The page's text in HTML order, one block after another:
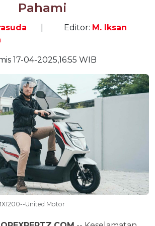
Pahami
Editor: M. Iksan
17-04-2025,16:55 WIB
United Motor